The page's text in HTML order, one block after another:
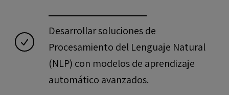
Desarrollar soluciones de
Procesamiento del Lenguaje Natural
(NLP) con modelos de aprendizaje
automático avanzados.